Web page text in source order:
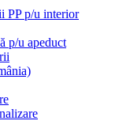
PP p/u interior
p/u apeduct